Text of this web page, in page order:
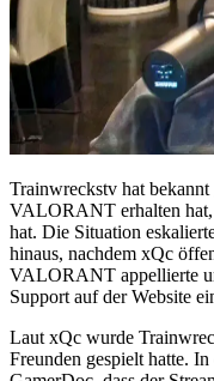
Trainwreckstv hat bekannt
VALORANT erhalten hat,
hat. Die Situation
hinaus, nachdem xQc
VALORANT appellierte
Support auf der Website
Laut xQc wurde
Freunden gespielt hatte.